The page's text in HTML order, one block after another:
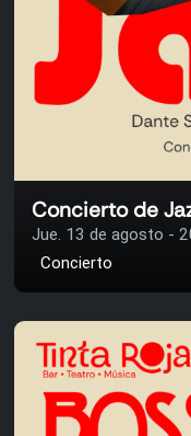
Jue. 13 de agosto -
Concierto